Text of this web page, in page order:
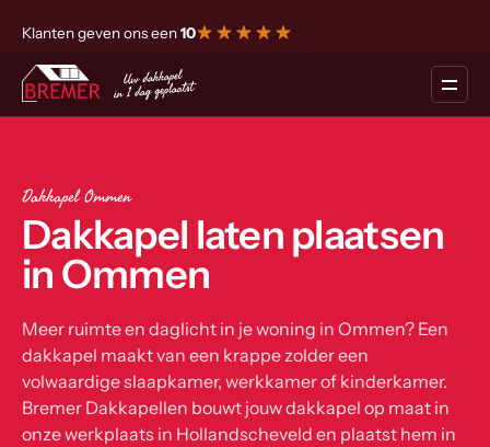
Klanten geven ons een10
Dakkapel Ommen
Dakkapel laten plaatsen
in Ommen
Meer ruimte en daglicht in je woning in Ommen? Een
dakkapel maakt van een krappe zolder een
volwaardige slaapkamer, werkkamer of kinderkamer.
Bremer Dakkapellen bouwt jouw dakkapel op maat in
onze werkplaats in Hollandscheveld en plaatst hem in